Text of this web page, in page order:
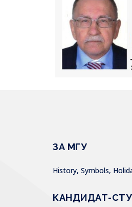
ЗА МГУ
History, Symbols,
КАНДИДАТ-